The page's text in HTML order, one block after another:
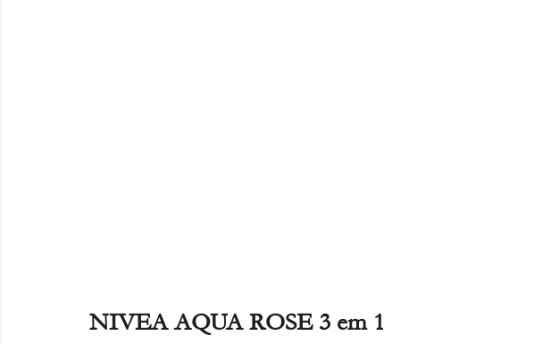
NIVEA AQUA ROSE 3 em 1